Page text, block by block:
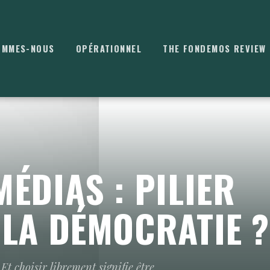
NOUS OPÉRATIONNEL THE FONDEMOS REVIEW
: PILIER
DÉMOCRATIE ?
choisir librement signifie être